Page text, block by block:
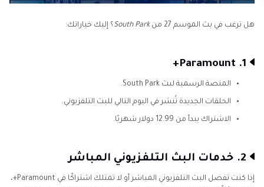
هل ترغب في بث الموسم 27 من South Park ؟ إليك خياراتك:
1. Paramount+
المنصة الرسمية لبث South Park.
الحلقات الجديدة تُنشر في اليوم التالي للبث التلفزيوني.
الاشتراك يبدأ من 12.99 دولار شهريًا.
2. خدمات البث التلفزيوني المباشر
إذا كنت تفضل البث التلفزيوني المباشر أو لا تمتلك اشتراكًا في Paramount+،